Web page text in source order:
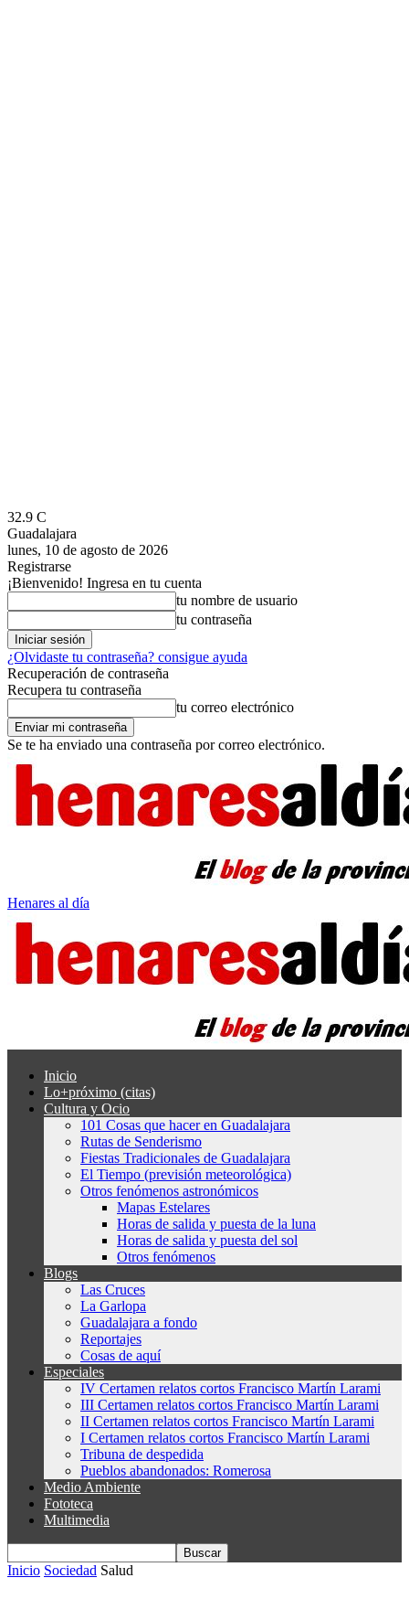
32.9 C
Guadalajara
lunes, 10 de agosto de 2026
Registrarse
¡Bienvenido! Ingresa en tu cuenta
tu nombre de usuario
tu contraseña
¿Olvidaste tu contraseña? consigue ayuda
Recuperación de contraseña
Recupera tu contraseña
tu correo electrónico
Se te ha enviado una contraseña por correo electrónico.
Henares al día
Inicio
Lo+próximo (citas)
Cultura y Ocio
101 Cosas que hacer en Guadalajara
Rutas de Senderismo
Fiestas Tradicionales de Guadalajara
El Tiempo (previsión meteorológica)
Otros fenómenos astronómicos
Mapas Estelares
Horas de salida y puesta de la luna
Horas de salida y puesta del sol
Otros fenómenos
Blogs
Las Cruces
La Garlopa
Guadalajara a fondo
Reportajes
Cosas de aquí
Especiales
IV Certamen relatos cortos Francisco Martín Larami
III Certamen relatos cortos Francisco Martín Larami
II Certamen relatos cortos Francisco Martín Larami
I Certamen relatos cortos Francisco Martín Larami
Tribuna de despedida
Pueblos abandonados: Romerosa
Medio Ambiente
Fototeca
Multimedia
Inicio Sociedad Salud